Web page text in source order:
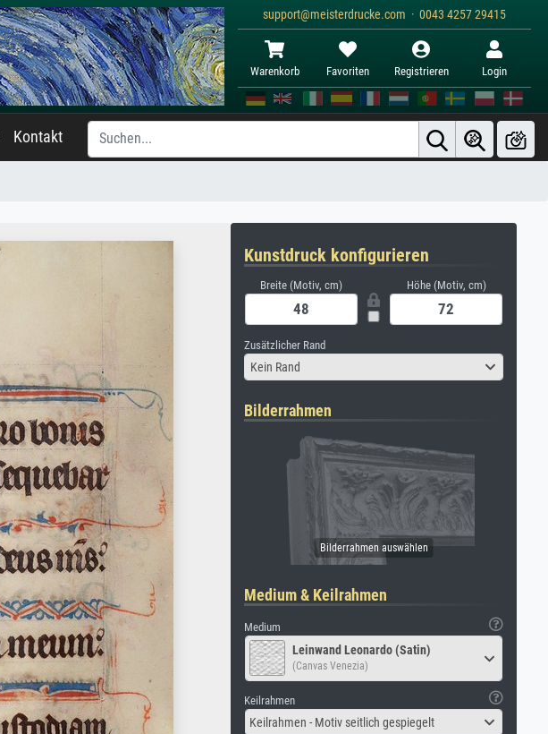
support@meisterdrucke.com · 0043 4257 29415
Warenkorb Favoriten Registrieren Login
Kontakt
Kunstdruck konfigurieren
Breite (Motiv, cm) Höhe (Motiv, cm)
Zusätzlicher Rand
Kein Rand
Bilderrahmen
Medium & Keilrahmen
Medium
Leinwand Leonardo (Satin)
(Canvas Venezia)
Keilrahmen
Keilrahmen - Motiv seitlich gespiegelt